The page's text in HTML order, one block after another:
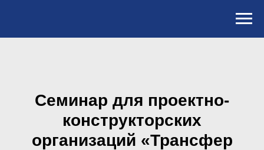
Семинар для проектно-
конструкторских
организаций «Трансфер